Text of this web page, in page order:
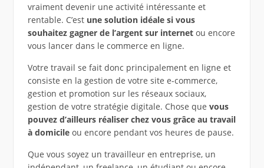
vraiment devenir une activité intéressante et
rentable. C’est une solution idéale si vous
souhaitez gagner de l’argent sur internetou encore
vous lancer dans le commerce en ligne.
Votre travail se fait donc principalement en ligne et
consiste en la gestion de votre site e-commerce,
gestion et promotion sur les réseaux sociaux,
gestion de votre stratégie digitale. Chose que vous
pouvez d’ailleurs réaliser chez vous grâce au travail
à domicileou encore pendant vos heures de pause.
Que vous soyez un travailleur en entreprise, un